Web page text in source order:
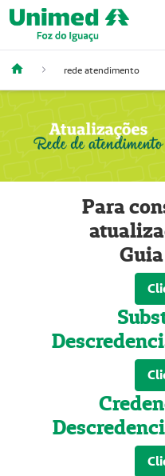
rede atendimento
Para